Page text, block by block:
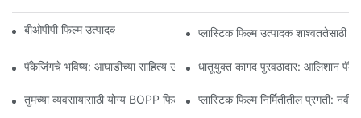
बीओपीपी फिल्म उत्पादक: लवचिक पॅकेजिंगचा कणाप्लास्टिक फिल्म उत्पादक
पॅकेजिंगचे भविष्य: आघाडीच्या साहित्य उत्पादकांकडून अंतर्दृष्टीधातूयुक्त कागद पुरवठादार: आलिशान
तुमच्या व्यवसायासाठी योग्य BOPP फिल्म पुरवठादार निवडणे का महत्त्वाचे आहे
प्लास्टिक फिल्म निर्मितीतील प्रगती: